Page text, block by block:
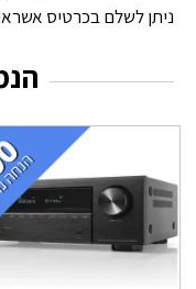
ניתן לשלם בכרטיס אשראי עד 12 תשלומים